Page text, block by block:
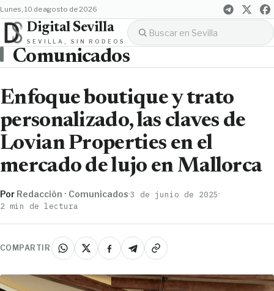
lunes, 10 de agosto de 2026
Digital Sevilla
SEVILLA, SIN RODEOS
Comunicados
Enfoque boutique y trato
personalizado, las claves de
Lovian Properties en el
mercado de lujo en Mallorca
Por Redacción · Comunicados·3 de junio de 2025·
2 min de lectura
COMPARTIR